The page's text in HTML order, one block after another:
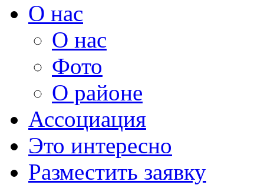
О нас
О нас
Фото
О районе
Ассоциация
Это интересно
Разместить заявку